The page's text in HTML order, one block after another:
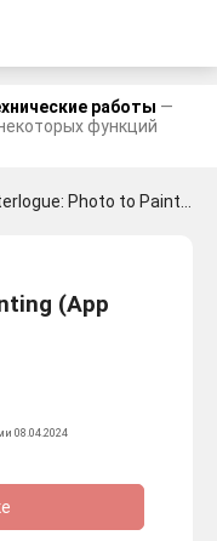
работы —
функций
Photo to Painting
(App
08.04.2024